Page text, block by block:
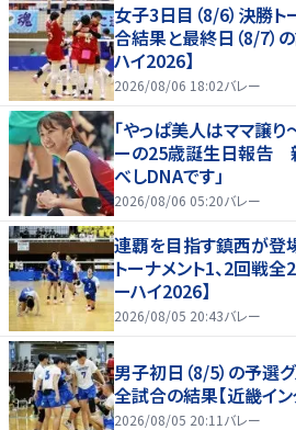
女子3日目（8/6）決勝
合結果と最終日（8/7）
ハイ2026】
2026/08/06 18:02バレー
「やっぱ美人はママ譲
ーの25歳誕生日報告
べしDNAです」
2026/08/06 05:20バレー
連覇を目指す鎮西が登
トーナメント1、2回戦
ーハイ2026】
2026/08/05 20:43バレー
男子初日（8/5）の予選
全試合の結果【近畿イン
2026/08/05 20:11 バレー